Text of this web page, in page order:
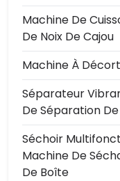
Machine De
De Noix De Cajou
Machine À
Séparateur
De Séparation
Séchoir
Machine De
De Boîte